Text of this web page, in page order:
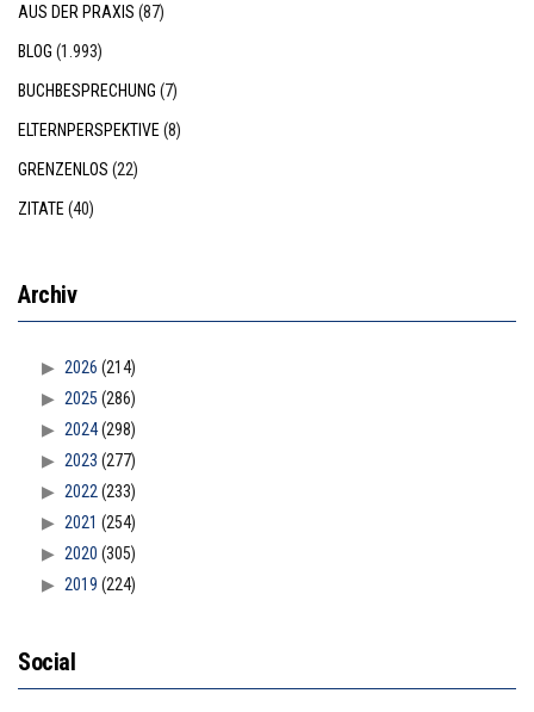
AUS DER PRAXIS (87)
BLOG (1.993)
BUCHBESPRECHUNG (7)
ELTERNPERSPEKTIVE (8)
GRENZENLOS (22)
ZITATE (40)
Archiv
2026 (214)
2025 (286)
2024(298)
2023 (277)
2022 (233)
2021 (254)
2020 (305)
2019 (224)
Social